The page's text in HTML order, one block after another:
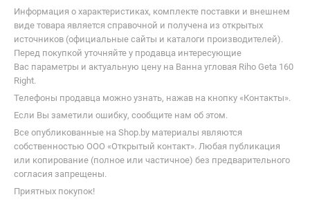
Информация о характеристиках, комплекте поставки и внешнем
виде товара является справочной и получена из открытых
источников (официальные сайты и каталоги производителей).
Перед покупкой уточняйте у продавца интересующие
Вас параметры и актуальную цену на Ванна угловая Riho Geta 160
Right.
Телефоны продавца можно узнать, нажав на кнопку «Контакты».
Если Вы заметили ошибку, сообщите нам об этом.
Все опубликованные на Shop.by материалы являются
собственностью ООО «Открытый контакт». Любая публикация
или копирование (полное или частичное) без предварительного
согласия запрещены.
Приятных покупок!